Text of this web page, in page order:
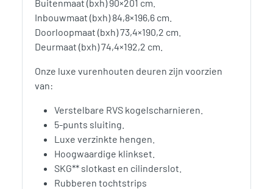
Buitenmaat (bxh) 90×201 cm.
Inbouwmaat (bxh) 84,8×196,6 cm.
Doorloopmaat (bxh) 73,4×190,2 cm.
Deurmaat (bxh) 74,4×192,2 cm.
Onze luxe vurenhouten deuren zijn voorzien
van:
Verstelbare RVS kogelscharnieren.
5-punts sluiting.
Luxe verzinkte hengen.
Hoogwaardige klinkset.
SKG** slotkast en cilinderslot.
Rubberen tochtstrips